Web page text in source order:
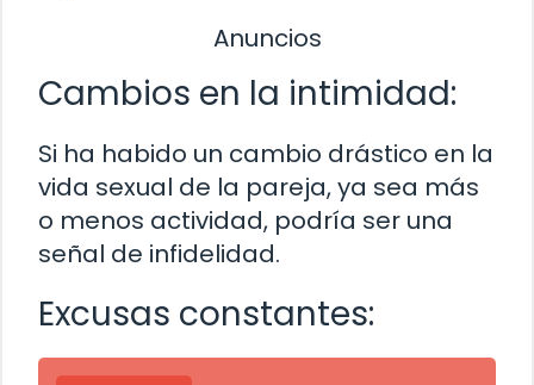
Anuncios
Cambios en la intimidad:
Si ha habido un cambio drástico en la
vida sexual de la pareja, ya sea más
o menos actividad, podría ser una
señal de infidelidad.
Excusas constantes: